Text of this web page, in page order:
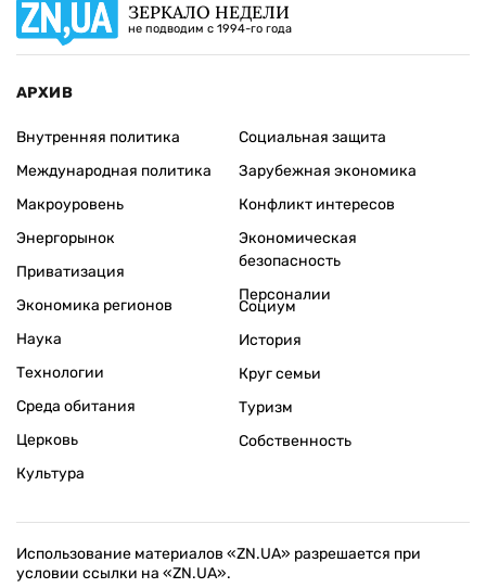
ЗЕРКАЛО НЕДЕЛИ
не подводим с 1994-го года
АРХИВ
Внутренняя политика
Международная политика
Макроуровень
Энергорынок
Приватизация
Экономика регионов
Социальная защита
Зарубежная экономика
Конфликт интересов
Экономическая
безопасность
Персоналии
Наука
Технологии
Среда обитания
Церковь
Культура
Социум
История
Круг семьи
Туризм
Собственность
Использование материалов «ZN.UA» разрешается при
условии ссылки на «ZN.UA».